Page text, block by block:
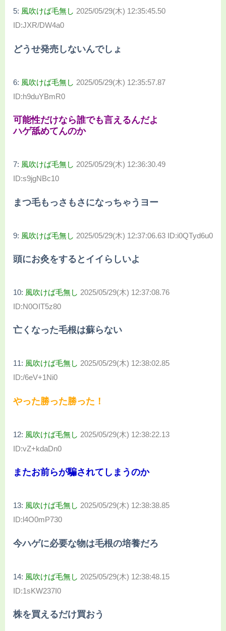
5: 風吹けば毛無し 2025/05/29(木) 12:35:45.50
ID:JXR/DW4a0
どうせ発売しないんでしょ
6: 風吹けば毛無し 2025/05/29(木) 12:35:57.87
ID:h9duYBmR0
可能性だけなら誰でも言えるんだよ
ハゲ舐めてんのか
7: 風吹けば毛無し 2025/05/29(木) 12:36:30.49
ID:s9jgNBc10
まつ毛もっさもさになっちゃうヨー
9: 風吹けば毛無し 2025/05/29(木) 12:37:06.63 ID:i0QTyd6u0
頭にお灸をするとイイらしいよ
10: 風吹けば毛無し 2025/05/29(木) 12:37:08.76
ID:N0OIT5z80
亡くなった毛根は蘇らない
11: 風吹けば毛無し 2025/05/29(木) 12:38:02.85
ID:/6eV+1Ni0
やった勝った勝った！
12: 風吹けば毛無し 2025/05/29(木) 12:38:22.13
ID:vZ+kdaDn0
またお前らが騙されてしまうのか
13: 風吹けば毛無し 2025/05/29(木) 12:38:38.85
ID:l4O0mP730
今ハゲに必要な物は毛根の培養だろ
14: 風吹けば毛無し 2025/05/29(木) 12:38:48.15
ID:1sKW237I0
株を買えるだけ買おう